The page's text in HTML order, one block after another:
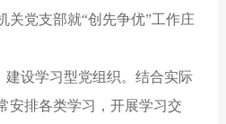
关党支部就“创先争优”工作庄
建设学习型党组织。结合实际
安排各类学习，开展学习交